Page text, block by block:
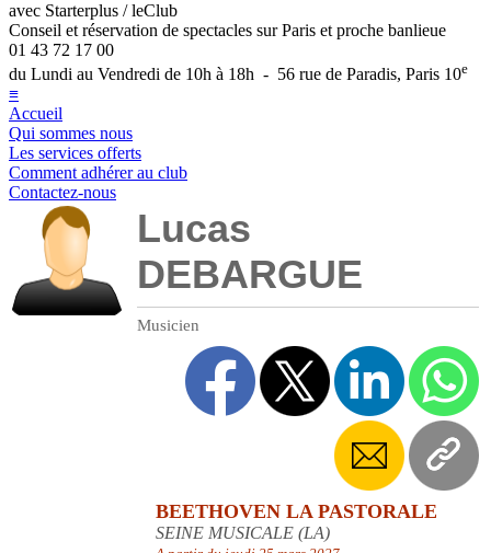
avec Starterplus / leClub
Conseil et réservation de spectacles sur Paris et proche banlieue
01 43 72 17 00
du Lundi au Vendredi de 10h à 18h - 56 rue de Paradis, Paris 10e
≡
Accueil
Qui sommes nous
Les services offerts
Comment adhérer au club
Contactez-nous
Lucas
DEBARGUE
Musicien
BEETHOVEN LA PASTORALE
SEINE MUSICALE (LA)